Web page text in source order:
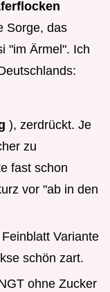
Sorge, das
"im Ärmel". Ich
), zerdrückt. Je
zu
fast schon
vor "ab in den
Variante
schön zart.
ohne Zucker